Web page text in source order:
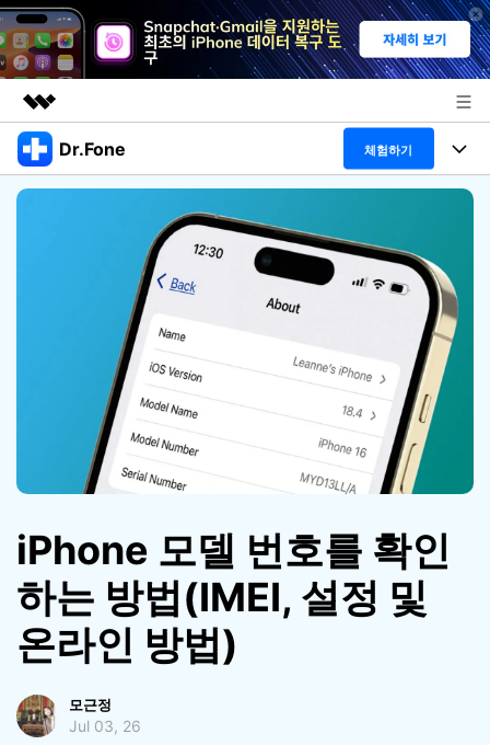
주요 제품
AIGC 크리에이티비티
Dr.Fone 체험하기
Dr.Fone Basic
닥터폰 하이라이트 살펴보기
사용 방법은 무엇입니까?
고객 지원 센터
다운로드 센터
공식 설치 파일 및 최신 버전 업데이트를 제공
리소스 허브
3,000개 이상의 사용 가이드, 전문가 팁 및 최
신 모바일 소식을 확인하세요.
사용 가이드
🔓️온라인 잠금 해제
iOS26 다운그레이드
무료 다운로드 로그인
검색하기
iPhone 모델 번호를 확인
하는 방법(IMEI, 설정 및
온라인 방법)
모근정
Jul 03, 26